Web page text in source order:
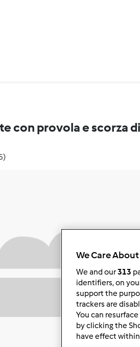
con provola e scorza
We Care
We and our313
identifiers, on
support the
trackers are
You can
by clicking the
have effect